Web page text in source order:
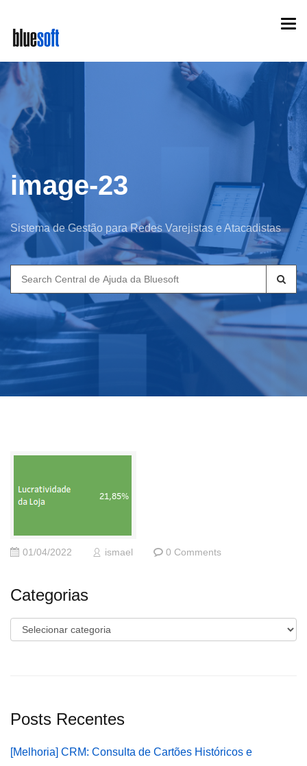
main
content
image-23
Sistema de Gestão para Redes Varejistas e Atacadistas
Search
for:
01/04/2022 ismael 0 Comments
Categorias
Categorias
Posts Recentes
[Melhoria] CRM: Consulta de Cartões Históricos e